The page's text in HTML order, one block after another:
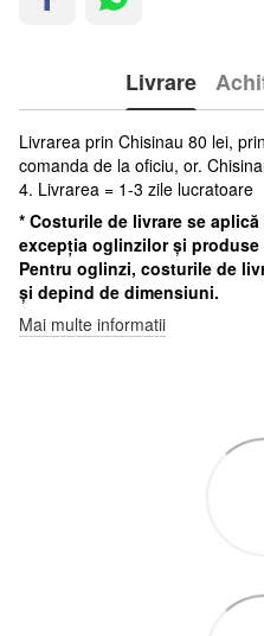
Livrare
Livrarea prin Chisinau 80 lei,
comanda de la oficiu, or.
4. Livrarea = 1-3 zile lucratoare
* Costurile de livrare se
excepția oglinzilor și
Pentru oglinzi, costurile de
și depind de dimensiuni.
Mai multe informatii